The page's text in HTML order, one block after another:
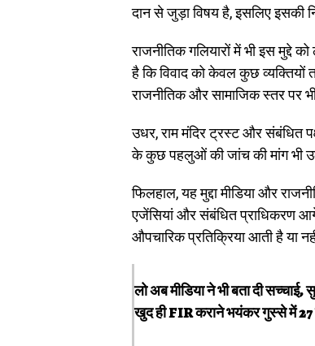
दान से जुड़ा विषय है, इसलिए इसकी
राजनीतिक गलियारों में भी इस
है कि विवाद को केवल कुछ व्यक्तियों
राजनीतिक और सामाजिक स्तर पर
उधर, राम मंदिर ट्रस्ट और संबंधित
के कुछ पहलुओं की जांच की मांग भी
फिलहाल, यह मुद्दा मीडिया और
एजेंसियां और संबंधित प्राधिकरण
औपचारिक प्रतिक्रिया आती है या
लो अब मीडिया ने भी बता दी सच्चाई,
खुद ही FIR कराने भयंकर गुस्से में 27